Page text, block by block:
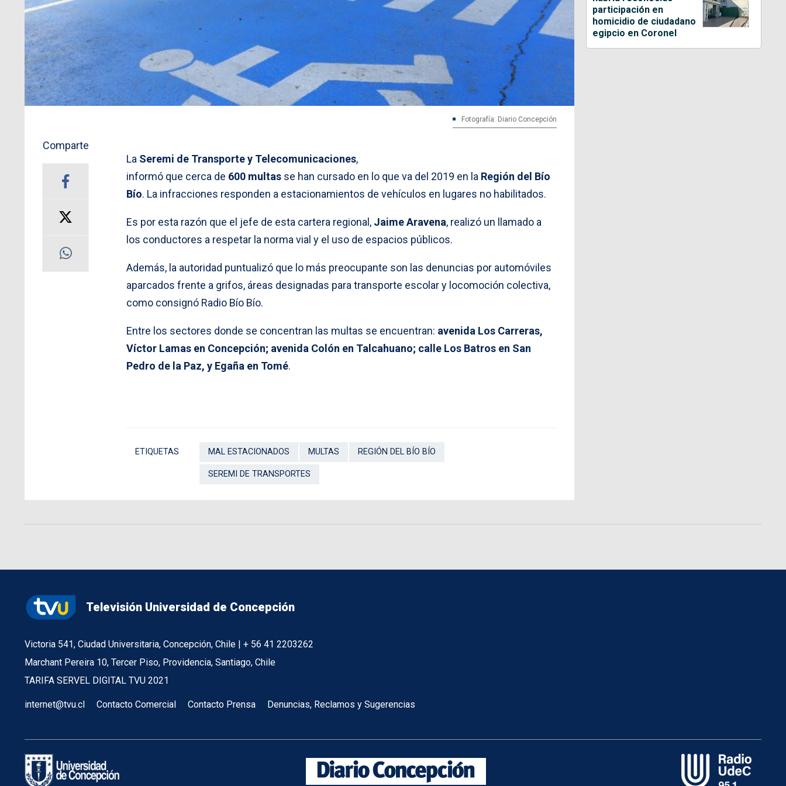
Fotografía: Diario Concepción
Comparte
La Seremi de Transporte y Telecomunicaciones,
informó que cerca de 600 multas se han cursado en lo que va del 2019 en la Región del Bío
Bío. La infracciones responden a estacionamientos de vehículos en lugares no habilitados.
Es por esta razón que el jefe de esta cartera regional, Jaime Aravena, realizó un llamado a
los conductores a respetar la norma vial y el uso de espacios públicos.
Además, la autoridad puntualizó que lo más preocupante son las denuncias por automóviles
aparcados frente a grifos, áreas designadas para transporte escolar y locomoción colectiva,
como consignó Radio Bío Bío.
Entre los sectores donde se concentran las multas se encuentran: avenida Los Carreras,
Víctor Lamas en Concepción; avenida Colón en Talcahuano; calle Los Batros en San
Pedro de la Paz, y Egaña en Tomé.
ETIQUETAS MAL ESTACIONADOS MULTAS REGIÓN DEL BÍO BÍO
SEREMI DE TRANSPORTES
participación en
homicidio de ciudadano
egipcio en Coronel
Televisión Universidad de Concepción
Victoria 541, Ciudad Universitaria, Concepción, Chile | + 56 41 2203262
Marchant Pereira 10, Tercer Piso, Providencia, Santiago, Chile
TARIFA SERVEL DIGITAL TVU 2021
internet@tvu.cl Contacto Comercial Contacto Prensa Denuncias, Reclamos y Sugerencias